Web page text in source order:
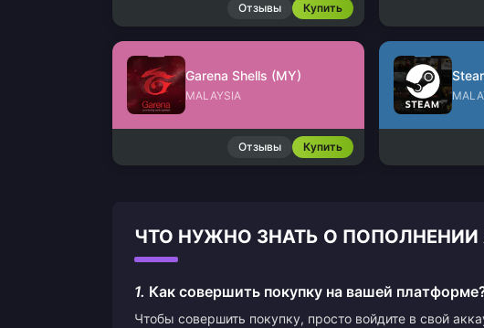
Отзывы Купить
Garena Shells (MY)
MALAYSIA
Отзывы Купить
ЧТО НУЖНО ЗНАТЬ О ПОПОЛНЕНИИ
1. Как совершить покупку на вашей
Чтобы совершить покупку, просто войдите в свой